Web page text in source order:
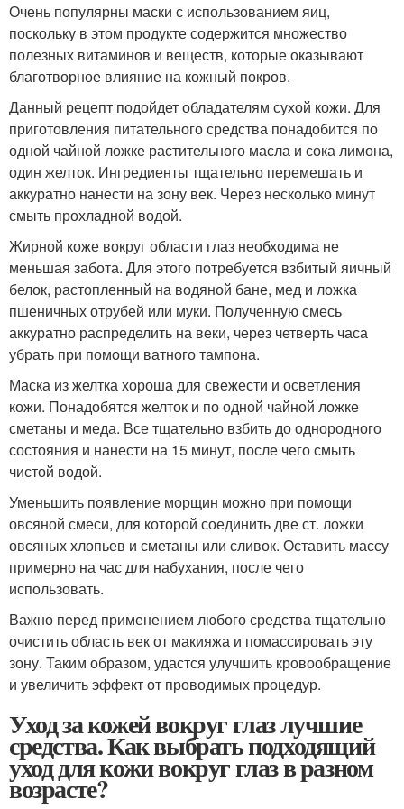
Очень популярны маски с использованием яиц,
поскольку в этом продукте содержится множество
полезных витаминов и веществ, которые оказывают
благотворное влияние на кожный покров.
Данный рецепт подойдет обладателям сухой кожи. Для
приготовления питательного средства понадобится по
одной чайной ложке растительного масла и сока лимона,
один желток. Ингредиенты тщательно перемешать и
аккуратно нанести на зону век. Через несколько минут
смыть прохладной водой.
Жирной коже вокруг области глаз необходима не
меньшая забота. Для этого потребуется взбитый яичный
белок, растопленный на водяной бане, мед и ложка
пшеничных отрубей или муки. Полученную смесь
аккуратно распределить на веки, через четверть часа
убрать при помощи ватного тампона.
Маска из желтка хороша для свежести и осветления
кожи. Понадобятся желток и по одной чайной ложке
сметаны и меда. Все тщательно взбить до однородного
состояния и нанести на 15 минут, после чего смыть
чистой водой.
Уменьшить появление морщин можно при помощи
овсяной смеси, для которой соединить две ст. ложки
овсяных хлопьев и сметаны или сливок. Оставить массу
примерно на час для набухания, после чего
использовать.
Важно перед применением любого средства тщательно
очистить область век от макияжа и помассировать эту
зону. Таким образом, удастся улучшить кровообращение
и увеличить эффект от проводимых процедур.
Уход за кожей вокруг глаз лучшие
средства. Как выбрать подходящий
уход для кожи вокруг глаз в разном
возрасте?